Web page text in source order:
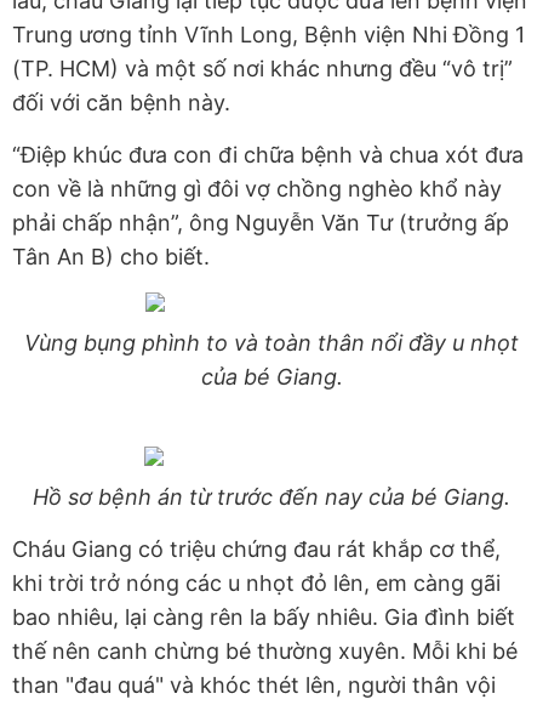
Trung ương tỉnh Vĩnh Long, Bệnh viện Nhi Đồng 1
(TP. HCM) và một số nơi khác nhưng đều “vô trị”
đối với căn bệnh này.
“Điệp khúc đưa con đi chữa bệnh và chua xót đưa
con về là những gì đôi vợ chồng nghèo khổ này
phải chấp nhận”, ông Nguyễn Văn Tư (trưởng ấp
Tân An B) cho biết.
Vùng bụng phình to và toàn thân nổi đầy u nhọt
của bé Giang.
Hồ sơ bệnh án từ trước đến nay của bé Giang.
Cháu Giang có triệu chứng đau rát khắp cơ thể,
khi trời trở nóng các u nhọt đỏ lên, em càng gãi
bao nhiêu, lại càng rên la bấy nhiêu. Gia đình biết
thế nên canh chừng bé thường xuyên. Mỗi khi bé
than "đau quá" và khóc thét lên, người thân vội